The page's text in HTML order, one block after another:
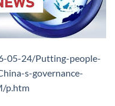
05-24/Putting-people-
s-governance-
p.htm